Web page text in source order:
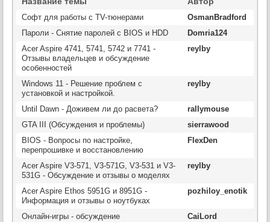
Софт для работы с TV-тюнерами
OsmanBradford
Пароли - Снятие паролей с BIOS и HDD
Domria124
Acer Aspire 4741, 5741, 5742 и 7741 -
Отзывы владельцев и обсуждение
особенностей
reylby
Windows 11 - Решение проблем с
установкой и настройкой.
reylby
Until Dawn - Доживем ли до расвета?
rallymouse
GTA III (Обсуждения и проблемы)
sierrawood
BIOS - Вопросы по настройке,
перепрошивке и восстановлению
FlexDen
Acer Aspire V3-571, V3-571G, V3-531 и V3-
531G - Обсуждение и отзывы о моделях
reylby
Acer Aspire Ethos 5951G и 8951G -
Информация и отзывы о ноутбуках
pozhiloy_enotik
Онлайн-игры - обсуждение
CaiLord